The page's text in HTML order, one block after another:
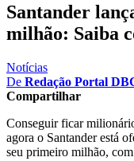
Santander
milhão: Saiba
Notícias
De Redação Portal
Compartilhar
Conseguir ficar
agora o Santander está
seu primeiro milhão, com